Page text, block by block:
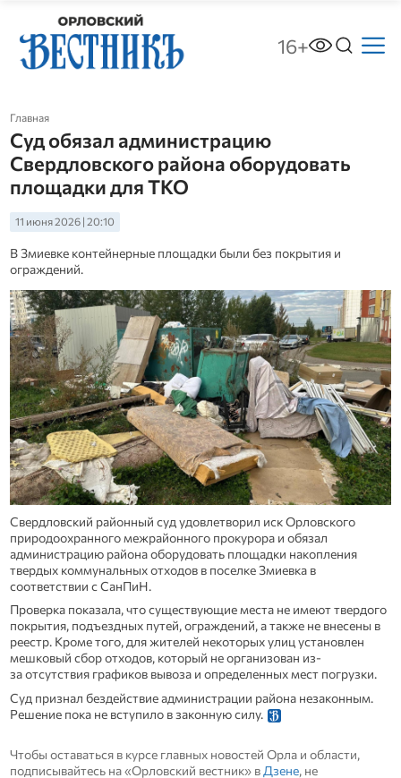
16+
Главная
Суд обязал администрацию
Свердловского района оборудовать
площадки для ТКО
11 июня 2026 | 20:10
В Змиевке контейнерные площадки были без покрытия и
ограждений.
Свердловский районный суд удовлетворил иск Орловского
природоохранного межрайонного прокурора и обязал
администрацию района оборудовать площадки накопления
твердых коммунальных отходов в поселке Змиевка в
соответствии с СанПиН.
Проверка показала, что существующие места не имеют твердого
покрытия, подъездных путей, ограждений, а также не внесены в
реестр. Кроме того, для жителей некоторых улиц установлен
мешковый сбор отходов, который не организован из-
за отсутствия графиков вывоза и определенных мест погрузки.
Суд признал бездействие администрации района незаконным.
Решение пока не вступило в законную силу.
Чтобы оставаться в курсе главных новостей Орла и области,
подписывайтесь на «Орловский вестник» в Дзене, не